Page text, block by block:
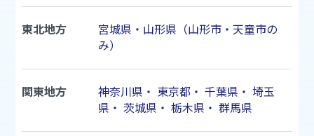
東北地方
宮城県・山形県（山形市・天童市の
み）
関東地方 神奈川県 ・ 東京都・ 千葉県 ・ 埼玉
県 ・ 茨城県 ・ 栃木県 ・ 群馬県